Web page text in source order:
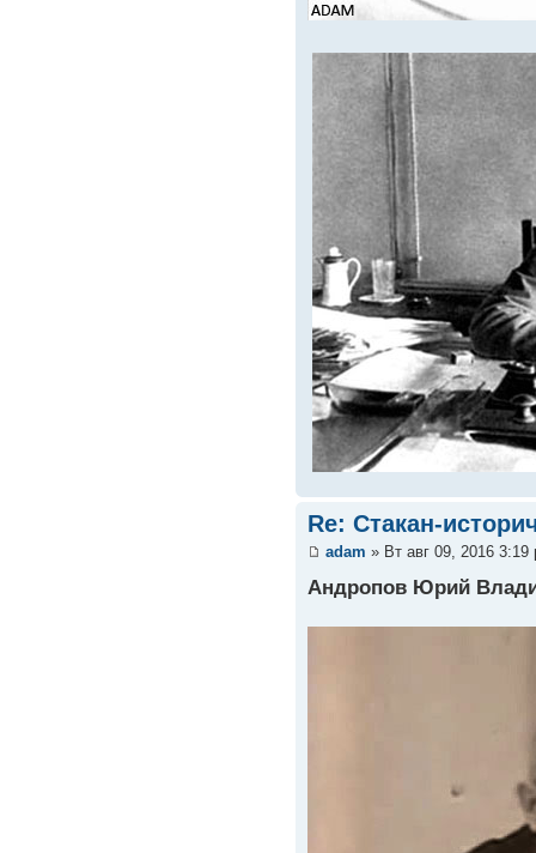
Re: Стакан-
adam » Вт авг 09, 2016 3:19
Андропов Юрий